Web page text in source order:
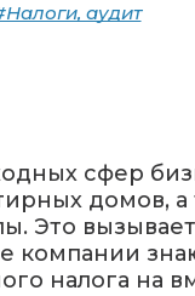
аудит
сфер
домов,
Это
компании
налога на